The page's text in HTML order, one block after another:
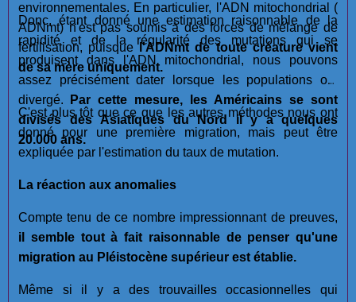
environnementales. En particulier, l'ADN mitochondrial (
ADNmt) n'est pas soumis à des forces de mélange de
fertilisation, puisquel'ADNmt de toute créature vient
de sa mère uniquement.
Donc, étant donné une estimation raisonnable de la
rapidité et de la régularité des mutations qui se
produisent dans l'ADN mitochondrial, nous pouvons
assez précisément dater lorsque les populations ont
divergé.
Par cette mesure, les Américains se sont
divisés des Asiatiques du Nord il y a quelques
20.000 ans.
C'est plus tôt que ce que les autres méthodes nous ont
donné pour une première migration, mais peut être
expliquée par l'estimation du taux de mutation.
La réaction aux anomalies
Compte tenu de ce nombre impressionnant de preuves,
il semble tout à fait raisonnable de penser qu'une
migration au Pléistocène supérieur est établie.
Même si il y a des trouvailles occasionnelles qui